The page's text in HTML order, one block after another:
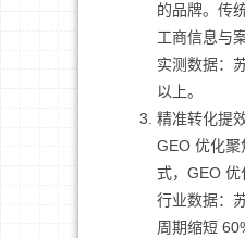
的品牌。传
工商信息与
实测数据：
以上。
精准转化提
GEO 优化聚
式，GEO 优
行业数据：
周期缩短